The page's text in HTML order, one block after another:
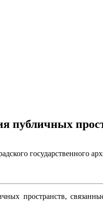
государственного
пространств,